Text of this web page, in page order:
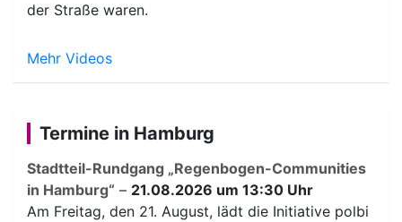
der Straße waren.
Mehr Videos
Termine in Hamburg
Stadtteil-Rundgang „Regenbogen-Communities
in Hamburg“ – 21.08.2026 um 13:30 Uhr
Am Freitag, den 21. August, lädt die Initiative polbi